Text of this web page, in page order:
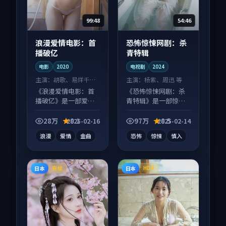
99:48
浪漫爱情电影：首
播破亿
电影 2020
主演： 胡歌、易烊千玺
等
《浪漫爱情电影：首
播破亿》是一部爱情
素齐全，观感爽快不
28万 8.1
2025-02-16
浪漫 爱情 金曲
54:46
恐怖惊悚网剧：杀
青特辑
电视剧 2024
主演：杨紫、周迅 等
《恐怖惊悚网剧：杀
青特辑》是一部惊悚
关系层层推进，尾声
97万 8.5
2025-02-14
恐怖 惊悚 慎入
日本 完结 日本 HDR